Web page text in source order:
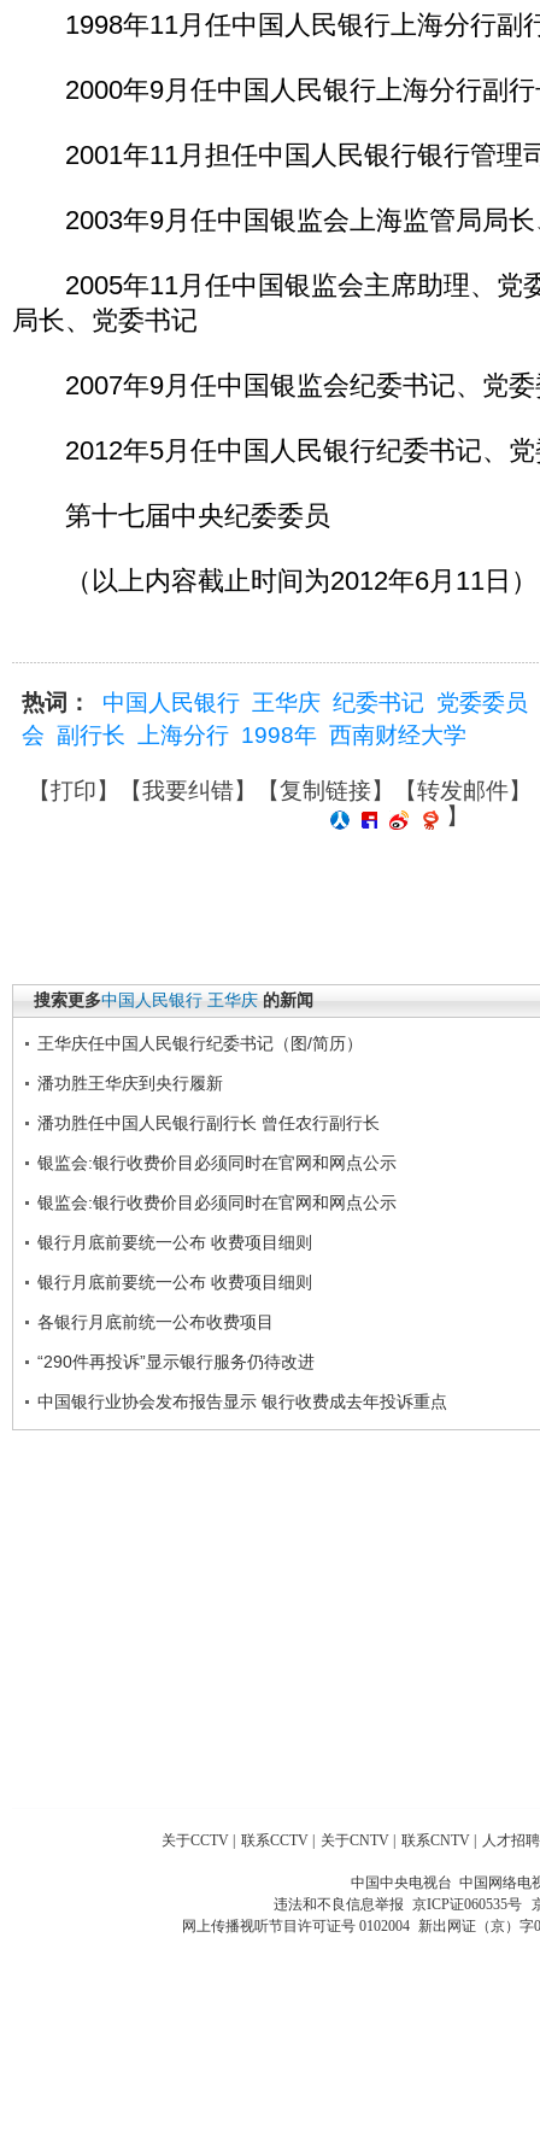
1998年11月任中国人民银行上海分行副
2000年9月任中国人民银行上海分行副行
2001年11月担任中国人民银行银行管理
2003年9月任中国银监会上海监管局局长
2005年11月任中国银监会主席助理、党
局长、党委书记
2007年9月任中国银监会纪委书记、党委
2012年5月任中国人民银行纪委书记、党
第十七届中央纪委委员
（以上内容截止时间为2012年6月11日）
热词： 中国人民银行 王华庆 纪委书记 党委委员
会 副行长 上海分行 1998年 西南财经大学
【打印】【我要纠错】【复制链接】【转发邮件】
】
搜索更多中国人民银行 王华庆 的新闻
王华庆任中国人民银行纪委书记（图/简历）
潘功胜王华庆到央行履新
潘功胜任中国人民银行副行长 曾任农行副行长
银监会:银行收费价目必须同时在官网和网点公示
银监会:银行收费价目必须同时在官网和网点公示
银行月底前要统一公布 收费项目细则
银行月底前要统一公布 收费项目细则
各银行月底前统一公布收费项目
“290件再投诉”显示银行服务仍待改进
中国银行业协会发布报告显示 银行收费成去年投诉重点
关于CCTV 联系CCTV 关于CNTV 联系CNTV 人才招聘
中国中央电视台 中国网络电
违法和不良信息举报 京ICP证060535号
网上传播视听节目许可证号 0102004 新出网证（京）